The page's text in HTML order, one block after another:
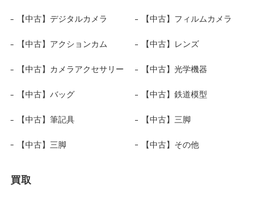
【中古】デジタルカメラ 【中古】フィルムカメラ
【中古】アクションカム 【中古】レンズ
【中古】カメラアクセサリー 【中古】光学機器
【中古】バッグ 【中古】鉄道模型
【中古】筆記具 【中古】三脚
【中古】三脚 【中古】その他
買取